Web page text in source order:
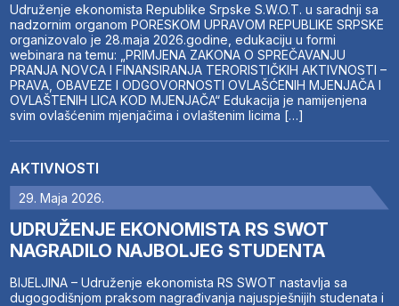
Udruženje ekonomista Republike Srpske S.W.O.T. u saradnji sa
nadzornim organom PORESKOM UPRAVOM REPUBLIKE SRPSKE
organizovalo je 28.maja 2026.godine, edukaciju u formi
webinara na temu: „PRIMJENA ZAKONA O SPREČAVANJU
PRANJA NOVCA I FINANSIRANJA TERORISTIČKIH AKTIVNOSTI –
PRAVA, OBAVEZE I ODGOVORNOSTI OVLAŠĆENIH MJENJAČA I
OVLAŠTENIH LICA KOD MJENJAČA“ Edukacija je namijenjena
svim ovlašćenim mjenjačima i ovlaštenim licima […]
AKTIVNOSTI
29. Maja 2026.
UDRUŽENJE EKONOMISTA RS SWOT
NAGRADILO NAJBOLJEG STUDENTA
BIJELJINA – Udruženje ekonomista RS SWOT nastavlja sa
dugogodišnjom praksom nagrađivanja najuspješnijih studenata i